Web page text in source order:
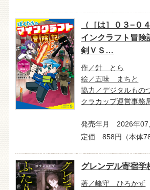
（［は］０３−０
インクラフト冒
剣ＶＳ…
作／針 とら
絵／五味 まちと
協力／デジタルもの
クラカップ運営事務
発売年月 2026年07
定価 858円（本体
グレンデル寄宿学
著／峰守 ひろかず